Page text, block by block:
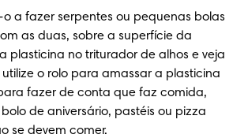
o a fazer serpentes ou pequenas bolas
as duas, sobre a superfície da
plasticina no triturador de alhos e veja
o rolo para amassar a plasticina
fazer de conta que faz comida,
de aniversário, pastéis ou pizza
se devem comer.